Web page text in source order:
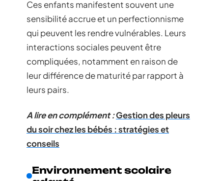
Ces enfants manifestent souvent une
sensibilité accrue et un perfectionnisme
qui peuvent les rendre vulnérables. Leurs
interactions sociales peuvent être
compliquées, notamment en raison de
leur différence de maturité par rapport à
leurs pairs.
A lire en complément :Gestion des pleurs
du soir chez les bébés : stratégies et
conseils
Environnement scolaire